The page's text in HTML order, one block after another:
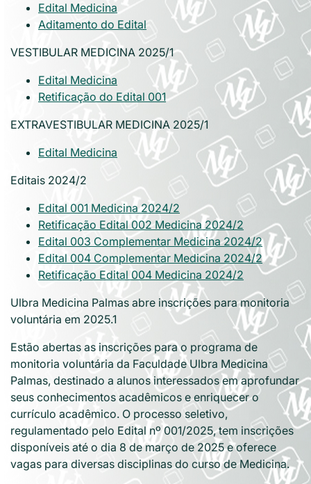
Edital Medicina
Aditamento do Edital
VESTIBULAR MEDICINA 2025/1
Edital Medicina
Retificação do Edital 001
EXTRAVESTIBULAR MEDICINA 2025/1
Edital Medicina
Editais 2024/2
Edital 001 Medicina 2024/2
Retificação Edital 002 Medicina 2024/2
Edital 003 Complementar Medicina 2024/2
Edital 004 Complementar Medicina 2024/2
Retificação Edital 004 Medicina 2024/2
Ulbra Medicina Palmas abre inscrições para monitoria
voluntária em 2025.1
Estão abertas as inscrições para o programa de
monitoria voluntária da Faculdade Ulbra Medicina
Palmas, destinado a alunos interessados em aprofundar
seus conhecimentos acadêmicos e enriquecer o
currículo acadêmico. O processo seletivo,
regulamentado pelo Edital nº 001/2025, tem inscrições
disponíveis até o dia 8 de março de 2025 e oferece
vagas para diversas disciplinas do curso de Medicina.